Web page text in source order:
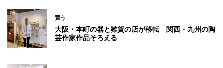
買う
大阪・本町の器と雑貨の店が移転 関西・九州の陶
芸作家作品そろえる